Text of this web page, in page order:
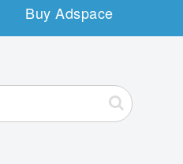
Buy Adspace